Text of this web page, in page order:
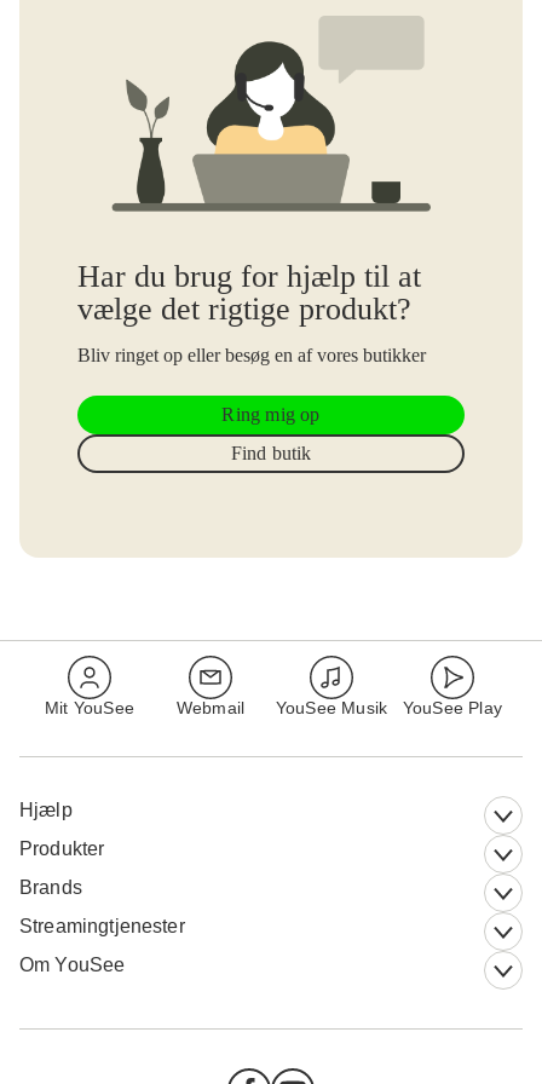
Har du brug for hjælp til at
vælge det rigtige produkt?
Bliv ringet op eller besøg en af vores butikker
Ring mig op
Find butik
Mit YouSee Webmail YouSee Musik YouSee Play
Hjælp
Produkter
Brands
Streamingtjenester
Om YouSee